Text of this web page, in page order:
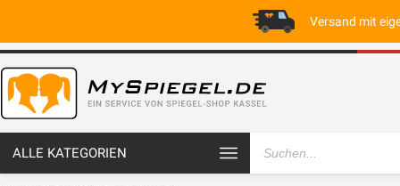
Versand mit
ALLE KATEGORIEN